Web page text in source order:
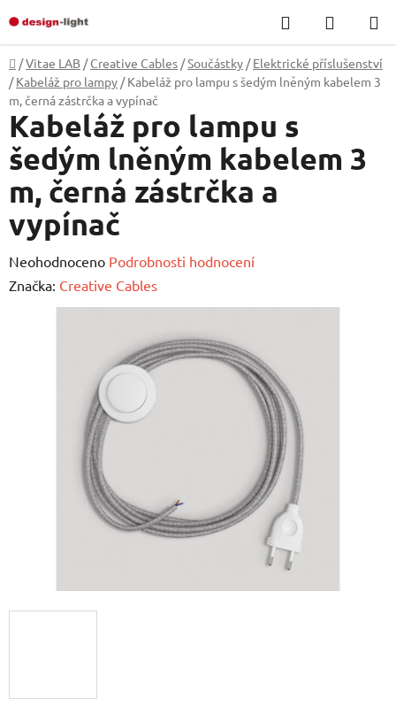
na
obsah
Hledat
KOŠÍK
Domů
/Vitae LAB / Creative Cables /Součástky / Elektrické příslušenství
/ Kabeláž pro lampy / Kabeláž pro lampu s šedým lněným kabelem 3
m, černá zástrčka a vypínač
Kabeláž pro lampu s
šedým lněným kabelem 3
m, černá zástrčka a
vypínač
Průměrné
hodnocení
produktu
Neohodnoceno Podrobnosti hodnocení
Značka: Creative Cables